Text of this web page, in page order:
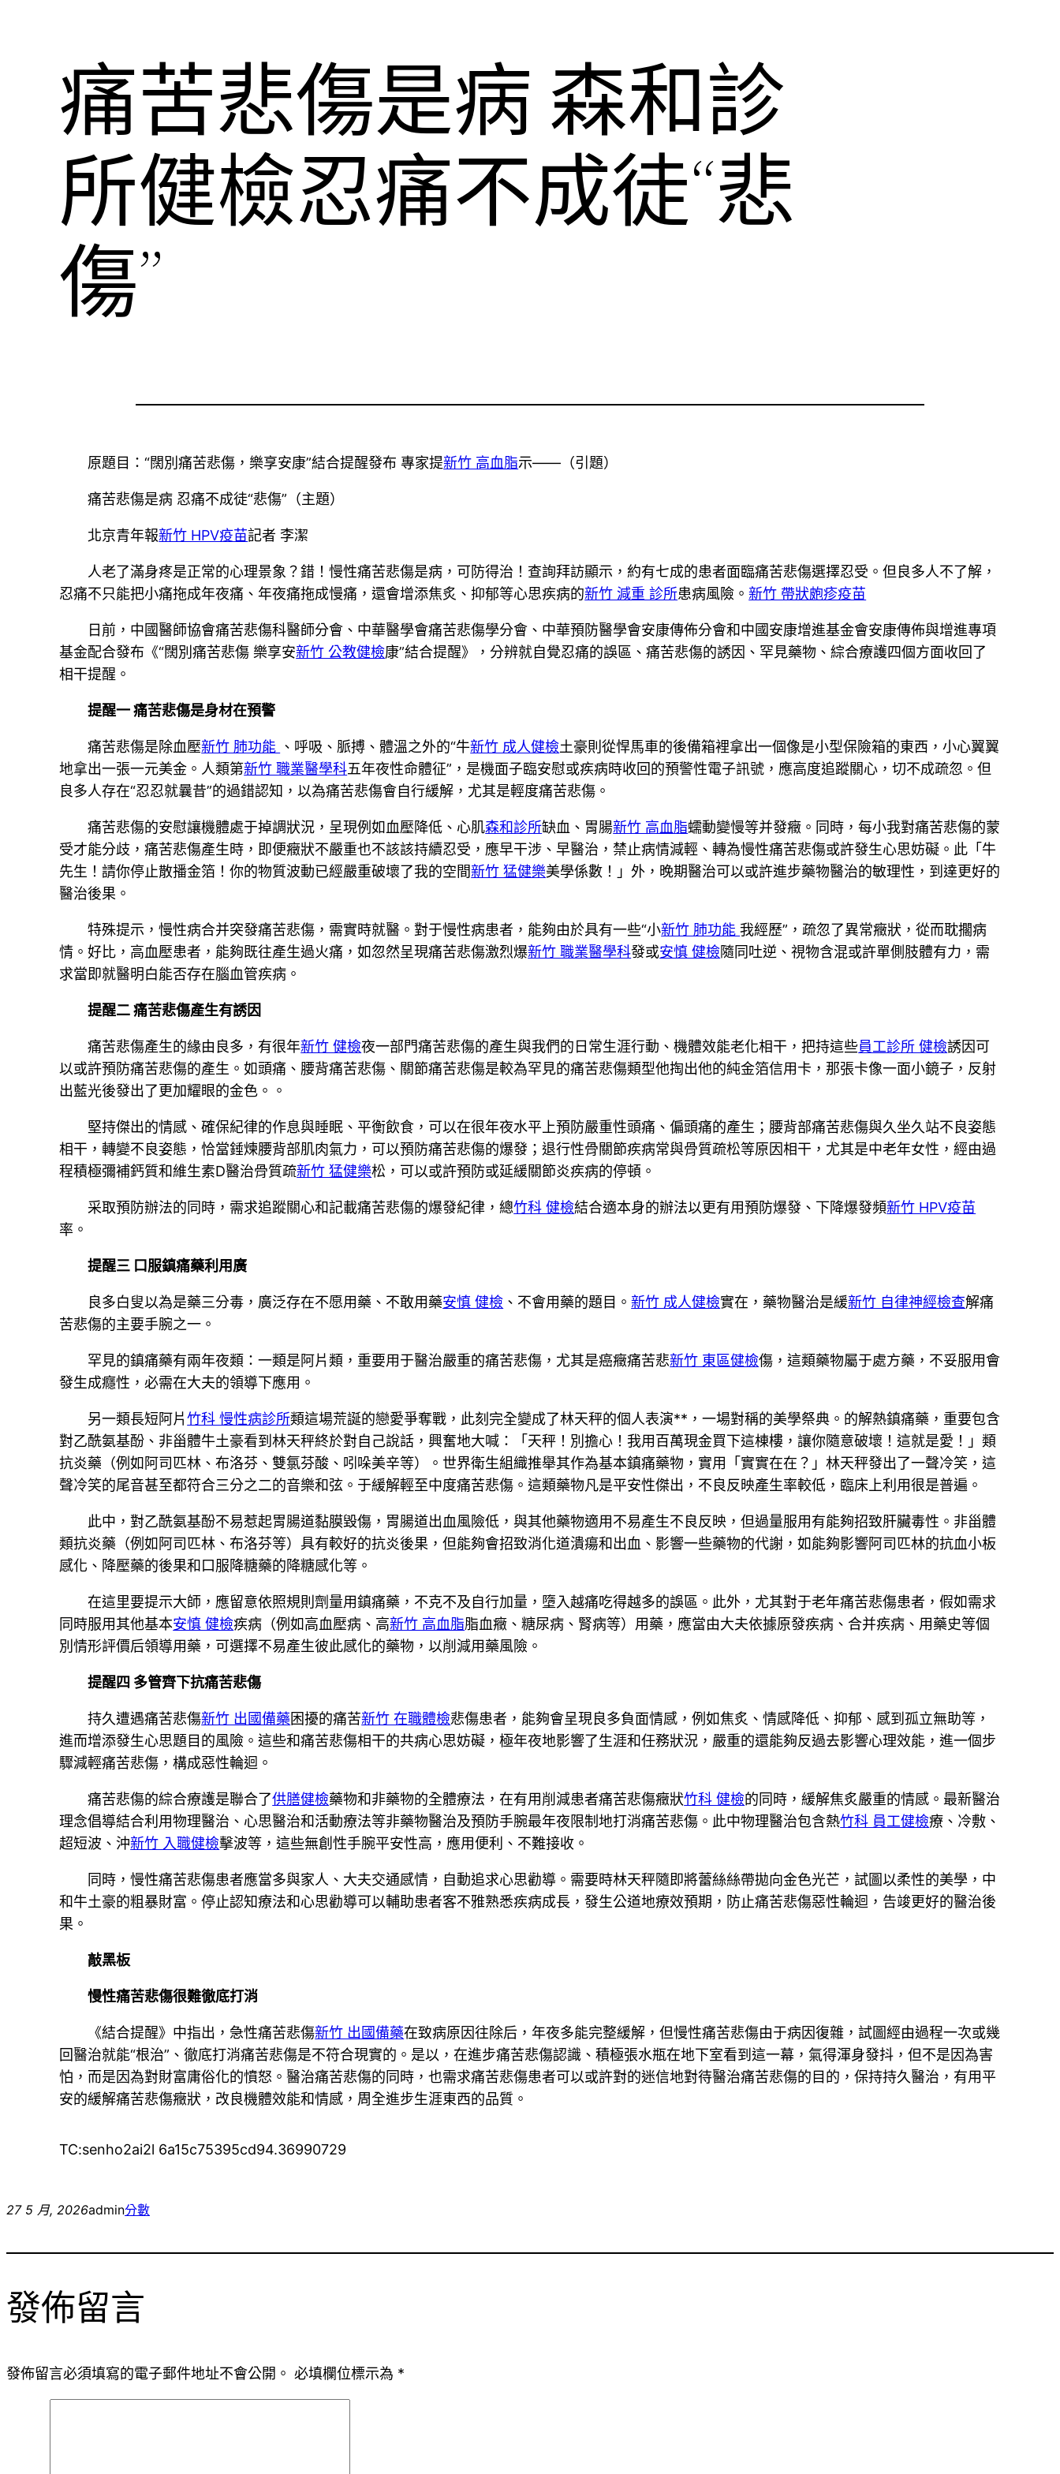
痛苦悲傷是病 森和診
所健檢忍痛不成徒“悲
傷”
原題目：“闊別痛苦悲傷，樂享安康”結合提醒發布 專家提新竹 高血脂示——（引題）
痛苦悲傷是病 忍痛不成徒“悲傷”（主題）
北京青年報新竹 HPV疫苗記者 李潔
人老了滿身疼是正常的心理景象？錯！慢性痛苦悲傷是病，可防得治！查詢拜訪顯示，約有七成的患者面臨痛苦悲傷選擇忍受。但良多人不了解，
忍痛不只能把小痛拖成年夜痛、年夜痛拖成慢痛，還會增添焦炙、抑郁等心思疾病的新竹 減重 診所患病風險。新竹 帶狀皰疹疫苗
日前，中國醫師協會痛苦悲傷科醫師分會、中華醫學會痛苦悲傷學分會、中華預防醫學會安康傳佈分會和中國安康增進基金會安康傳佈與增進專項
基金配合發布《“闊別痛苦悲傷 樂享安新竹 公教健檢康”結合提醒》，分辨就自覺忍痛的誤區、痛苦悲傷的誘因、罕見藥物、綜合療護四個方面收回了
相干提醒。
提醒一 痛苦悲傷是身材在預警
痛苦悲傷是除血壓新竹 肺功能 、呼吸、脈搏、體溫之外的“牛新竹 成人健檢土豪則從悍馬車的後備箱裡拿出一個像是小型保險箱的東西，小心翼翼
地拿出一張一元美金。人類第新竹 職業醫學科五年夜性命體征”，是機面子臨安慰或疾病時收回的預警性電子訊號，應高度追蹤關心，切不成疏忽。但
良多人存在“忍忍就曩昔”的過錯認知，以為痛苦悲傷會自行緩解，尤其是輕度痛苦悲傷。
痛苦悲傷的安慰讓機體處于掉調狀況，呈現例如血壓降低、心肌森和診所缺血、胃腸新竹 高血脂蠕動變慢等并發癥。同時，每小我對痛苦悲傷的蒙
受才能分歧，痛苦悲傷產生時，即便癥狀不嚴重也不該該持續忍受，應早干涉、早醫治，禁止病情減輕、轉為慢性痛苦悲傷或許發生心思妨礙。此「牛
先生！請你停止散播金箔！你的物質波動已經嚴重破壞了我的空間新竹 猛健樂美學係數！」外，晚期醫治可以或許進步藥物醫治的敏理性，到達更好的
醫治後果。
特殊提示，慢性病合并突發痛苦悲傷，需實時就醫。對于慢性病患者，能夠由於具有一些“小新竹 肺功能 我經歷”，疏忽了異常癥狀，從而耽擱病
情。好比，高血壓患者，能夠既往產生過火痛，如忽然呈現痛苦悲傷激烈爆新竹 職業醫學科發或安慎 健檢隨同吐逆、視物含混或許單側肢體有力，需
求當即就醫明白能否存在腦血管疾病。
提醒二 痛苦悲傷產生有誘因
痛苦悲傷產生的緣由良多，有很年新竹 健檢夜一部門痛苦悲傷的產生與我們的日常生涯行動、機體效能老化相干，把持這些員工診所 健檢誘因可
以或許預防痛苦悲傷的產生。如頭痛、腰背痛苦悲傷、關節痛苦悲傷是較為罕見的痛苦悲傷類型他掏出他的純金箔信用卡，那張卡像一面小鏡子，反射
出藍光後發出了更加耀眼的金色。。
堅持傑出的情感、確保紀律的作息與睡眠、平衡飲食，可以在很年夜水平上預防嚴重性頭痛、偏頭痛的產生；腰背部痛苦悲傷與久坐久站不良姿態
相干，轉變不良姿態，恰當錘煉腰背部肌肉氣力，可以預防痛苦悲傷的爆發；退行性骨關節疾病常與骨質疏松等原因相干，尤其是中老年女性，經由過
程積極彌補鈣質和維生素D醫治骨質疏新竹 猛健樂松，可以或許預防或延緩關節炎疾病的停頓。
采取預防辦法的同時，需求追蹤關心和記載痛苦悲傷的爆發紀律，總竹科 健檢結合適本身的辦法以更有用預防爆發、下降爆發頻新竹 HPV疫苗
率。
提醒三 口服鎮痛藥利用廣
良多白叟以為是藥三分毒，廣泛存在不愿用藥、不敢用藥安慎 健檢 、不會用藥的題目。新竹 成人健檢實在，藥物醫治是緩新竹 自律神經檢查解痛
苦悲傷的主要手腕之一。
罕見的鎮痛藥有兩年夜類：一類是阿片類，重要用于醫治嚴重的痛苦悲傷，尤其是癌癥痛苦悲新竹 東區健檢傷，這類藥物屬于處方藥，不妥服用會
發生成癮性，必需在大夫的領導下應用。
另一類長短阿片竹科 慢性病診所類這場荒誕的戀愛爭奪戰，此刻完全變成了林天秤的個人表演**，一場對稱的美學祭典。的解熱鎮痛藥，重要包含
對乙酰氨基酚、非甾體牛土豪看到林天秤終於對自己說話，興奮地大喊：「天秤！別擔心！我用百萬現金買下這棟樓，讓你隨意破壞！這就是愛！」類
抗炎藥（例如阿司匹林、布洛芬、雙氯芬酸、吲哚美辛等）。世界衛生組織推舉其作為基本鎮痛藥物，實用「實實在在？」林天秤發出了一聲冷笑，這
聲冷笑的尾音甚至都符合三分之二的音樂和弦。于緩解輕至中度痛苦悲傷。這類藥物凡是平安性傑出，不良反映產生率較低，臨床上利用很是普遍。
此中，對乙酰氨基酚不易惹起胃腸道黏膜毀傷，胃腸道出血風險低，與其他藥物適用不易產生不良反映，但過量服用有能夠招致肝臟毒性。非甾體
類抗炎藥（例如阿司匹林、布洛芬等）具有較好的抗炎後果，但能夠會招致消化道潰瘍和出血、影響一些藥物的代謝，如能夠影響阿司匹林的抗血小板
感化、降壓藥的後果和口服降糖藥的降糖感化等。
在這里要提示大師，應留意依照規則劑量用鎮痛藥，不克不及自行加量，墮入越痛吃得越多的誤區。此外，尤其對于老年痛苦悲傷患者，假如需求
同時服用其他基本安慎 健檢疾病（例如高血壓病、高新竹 高血脂脂血癥、糖尿病、腎病等）用藥，應當由大夫依據原發疾病、合并疾病、用藥史等個
別情形評價后領導用藥，可選擇不易產生彼此感化的藥物，以削減用藥風險。
提醒四 多管齊下抗痛苦悲傷
持久遭遇痛苦悲傷新竹 出國備藥困擾的痛苦新竹 在職體檢悲傷患者，能夠會呈現良多負面情感，例如焦炙、情感降低、抑郁、感到孤立無助等，
進而增添發生心思題目的風險。這些和痛苦悲傷相干的共病心思妨礙，極年夜地影響了生涯和任務狀況，嚴重的還能夠反過去影響心理效能，進一個步
驟減輕痛苦悲傷，構成惡性輪迴。
痛苦悲傷的綜合療護是聯合了供膳健檢藥物和非藥物的全體療法，在有用削減患者痛苦悲傷癥狀竹科 健檢的同時，緩解焦炙嚴重的情感。最新醫治
理念倡導結合利用物理醫治、心思醫治和活動療法等非藥物醫治及預防手腕最年夜限制地打消痛苦悲傷。此中物理醫治包含熱竹科 員工健檢療、冷敷、
超短波、沖新竹 入職健檢擊波等，這些無創性手腕平安性高，應用便利、不難接收。
同時，慢性痛苦悲傷患者應當多與家人、大夫交通感情，自動追求心思勸導。需要時林天秤隨即將蕾絲絲帶拋向金色光芒，試圖以柔性的美學，中
和牛土豪的粗暴財富。停止認知療法和心思勸導可以輔助患者客不雅熟悉疾病成長，發生公道地療效預期，防止痛苦悲傷惡性輪迴，告竣更好的醫治後
果。
敲黑板
慢性痛苦悲傷很難徹底打消
《結合提醒》中指出，急性痛苦悲傷新竹 出國備藥在致病原因往除后，年夜多能完整緩解，但慢性痛苦悲傷由于病因復雜，試圖經由過程一次或幾
回醫治就能“根治”、徹底打消痛苦悲傷是不符合現實的。是以，在進步痛苦悲傷認識、積極張水瓶在地下室看到這一幕，氣得渾身發抖，但不是因為害
怕，而是因為對財富庸俗化的憤怒。醫治痛苦悲傷的同時，也需求痛苦悲傷患者可以或許對的迷信地對待醫治痛苦悲傷的目的，保持持久醫治，有用平
安的緩解痛苦悲傷癥狀，改良機體效能和情感，周全進步生涯東西的品質。
TC:senho2ai2l 6a15c75395cd94.36990729
27 5 月, 2026admin分數
發佈留言
發佈留言必須填寫的電子郵件地址不會公開。 必填欄位標示為 *